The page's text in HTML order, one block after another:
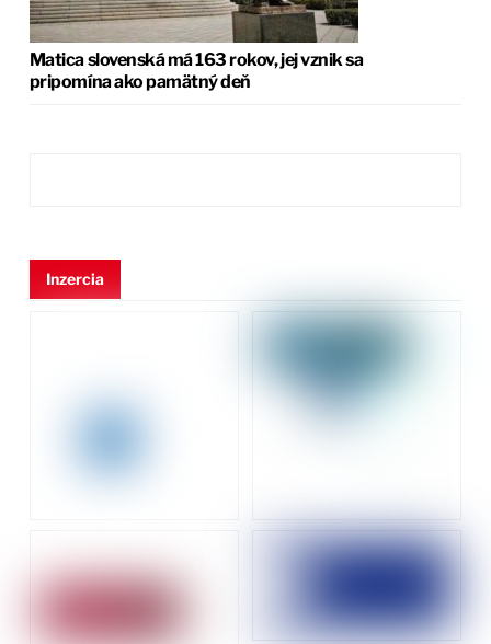
Matica slovenská má 163 rokov, jej vznik sa
pripomína ako pamätný deň
Inzercia